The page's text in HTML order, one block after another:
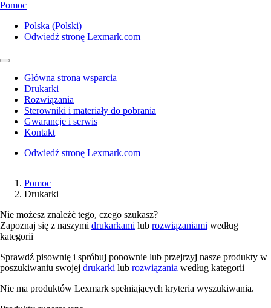
Pomoc
Polska (Polski)
Odwiedź stronę Lexmark.com
Główna strona wsparcia
Drukarki
Rozwiązania
Sterowniki i materiały do pobrania
Gwarancje i serwis
Kontakt
Odwiedź stronę Lexmark.com
Pomoc
Drukarki
Nie możesz znaleźć tego, czego szukasz?
Zapoznaj się z naszymi drukarkami lub rozwiązaniami według
kategorii
Sprawdź pisownię i spróbuj ponownie lub przejrzyj nasze produkty w
poszukiwaniu swojej drukarki lub rozwiązania według kategorii
Nie ma produktów Lexmark spełniających kryteria wyszukiwania.